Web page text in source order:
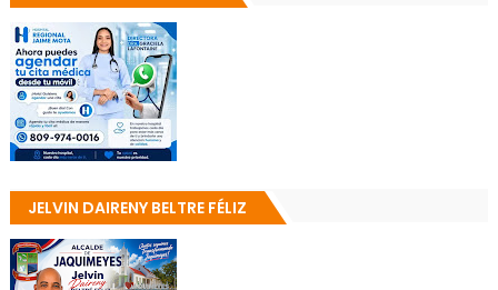
JELVIN DAIRENY BELTRE FÉLIZ